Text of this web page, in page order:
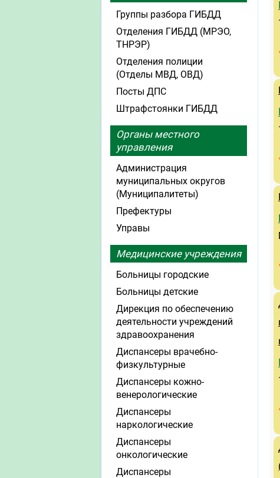
Группы разбора ГИБДД
Отделения ГИБДД (МРЭО,
ТНРЭР)
Отделения полиции
(Отделы МВД, ОВД)
Посты ДПС
Штрафстоянки ГИБДД
Органы местного
управления
Администрация
муниципальных округов
(Муниципалитеты)
Префектуры
Управы
Медицинские учреждения
Больницы городские
Больницы детские
Дирекция по обеспечению
деятельности учреждений
здравоохранения
Диспансеры врачебно-
физкультурные
Диспансеры кожно-
венерологические
Диспансеры
наркологические
Диспансеры
онкологические
Диспансеры